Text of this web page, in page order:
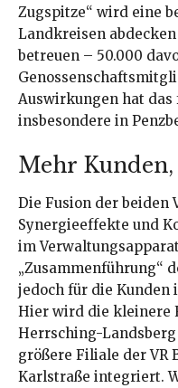
Zugspitze“ wird eine
Landkreisen
betreuen – 50.000
Auswirkungen hat das
insbesondere in
Mehr
Die Fusion der beiden
Synergieeffekte und
im
„Zusammenführung“
jedoch für die Kunden
Hier wird die kleinere
Herrsching-
größere Filiale der VR
Karlstraße integriert.